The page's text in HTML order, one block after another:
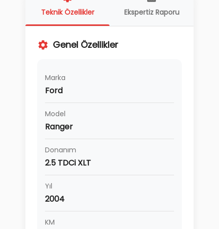
Teknik Özellikler Ekspertiz Raporu
Genel Özellikler
Marka
Ford
Model
Ranger
Donanım
2.5 TDCi XLT
Yıl
2004
KM